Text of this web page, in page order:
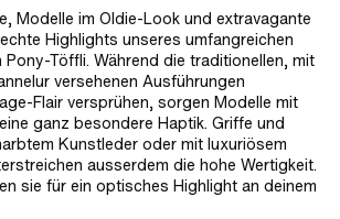
Modelle im Oldie-Look und extravagante
Highlights unseres umfangreichen
Töffli. Während die traditionellen, mit
versehenen Ausführungen
Flair versprühen, sorgen Modelle mit
ganz besondere Haptik. Griffe und
Kunstleder oder mit luxuriösem
ausserdem die hohe Wertigkeit.
sie für ein optisches Highlight an deinem